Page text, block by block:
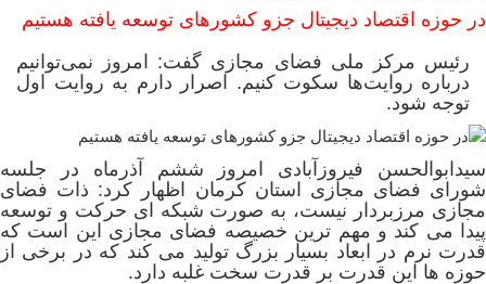
در حوزه اقتصاد دیجیتال جزو کشورهای توسعه یافته هستیم
​​​​​​​رئیس مرکز ملی فضای مجازی گفت: امروز نمی‌توانیم
درباره روایت‌ها سکوت کنیم. اصرار دارم به روایت اول
توجه شود.
سیدابوالحسن فیروزآبادی امروز ششم آذرماه در جلسه
شورای فضای مجازی استان کرمان اظهار کرد: ذات فضای
مجازی مرزبردار نیست، به صورت شبکه ای حرکت و توسعه
پیدا می کند و مهم ترین خصیصه فضای مجازی این است که
قدرت نرم در ابعاد بسیار بزرگ تولید می کند که در برخی از
حوزه ها این قدرت بر قدرت سخت غلبه دارد.